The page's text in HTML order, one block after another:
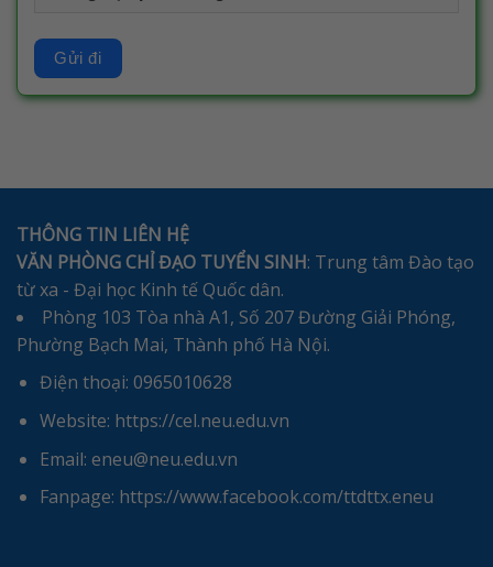
THÔNG TIN LIÊN HỆ
VĂN PHÒNG CHỈ ĐẠO TUYỂN SINH: Trung tâm Đào tạo
từ xa - Đại học Kinh tế Quốc dân.
Phòng 103 Tòa nhà A1, Số 207 Đường Giải Phóng,
Phường Bạch Mai, Thành phố Hà Nội.
Điện thoại: 0965010628
Website: https://cel.neu.edu.vn
Email: eneu@neu.edu.vn
Fanpage: https://www.facebook.com/ttdttx.eneu